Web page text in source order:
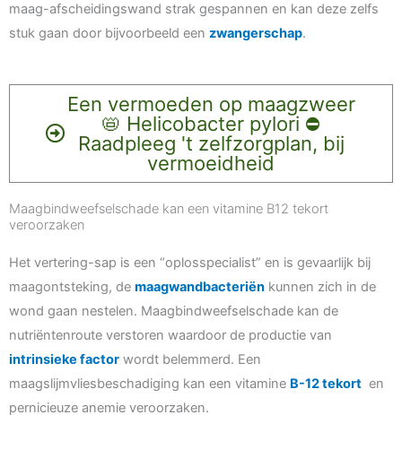
maag-afscheidingswand strak gespannen en kan deze zelfs
stuk gaan door bijvoorbeeld een zwangerschap.
Een vermoeden op maagzweer
📛 Helicobacter pylori ⛔️
Raadpleeg 't zelfzorgplan, bij
vermoeidheid
Maagbindweefselschade kan een vitamine B12 tekort
veroorzaken
Het vertering-sap is een “oplosspecialist” en is gevaarlijk bij
maagontsteking, de maagwandbacteriën kunnen zich in de
wond gaan nestelen. Maagbindweefselschade kan de
nutriëntenroute verstoren waardoor de productie van
intrinsieke factor wordt belemmerd. Een
maagslijmvliesbeschadiging kan een vitamine B-12 tekort en
pernicieuze anemie veroorzaken.